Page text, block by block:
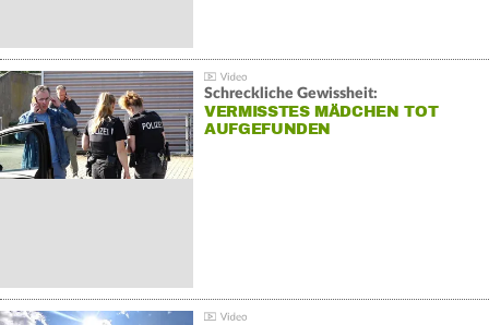
Schreckliche Gewissheit:
VERMISSTES MÄDCHEN TOT
AUFGEFUNDEN